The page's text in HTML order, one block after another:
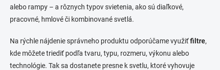
alebo rampy – a rôznych typov svietenia, ako sú diaľkové,
pracovné, hmlové či kombinované svetlá.
Na rýchle nájdenie správneho produktu odporúčame využiťfiltre,
kde môžete triediť podľa tvaru, typu, rozmeru, výkonu alebo
technológie. Tak sa dostanete presne k svetlu, ktoré vyhovuje